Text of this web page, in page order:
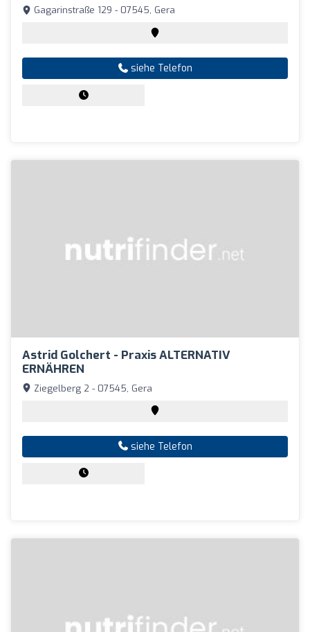
Gagarinstraße 129 - 07545, Gera
siehe Telefon
Astrid Golchert - Praxis ALTERNATIV
ERNÄHREN
Ziegelberg 2 - 07545, Gera
siehe Telefon